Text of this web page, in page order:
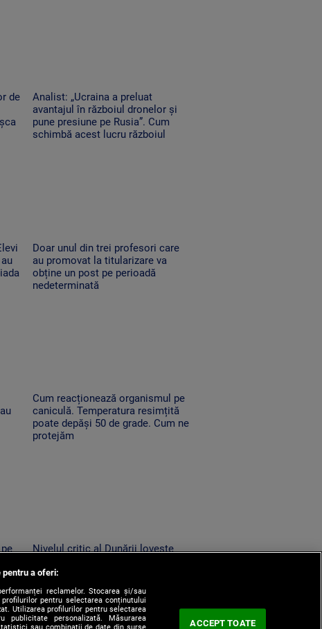
de
Analist: „Ucraina a preluat
avantajul în războiul dronelor și
pune presiune pe Rusia”. Cum
schimbă acest lucru războiul
Doar unul din trei profesori care
au promovat la titularizare va
obține un post pe perioadă
nedeterminată
Cum reacționează organismul pe
caniculă. Temperatura resimțită
poate depăși 50 de grade. Cum ne
protejăm
Nivelul critic al Dunării lovește
înseamnă prăbușirea traficului
fluvial pentru economie
pentru a oferi:
reclamelor. Stocarea și/sau
pentru selectarea conținutului
Utilizarea profilurilor pentru selectarea
publicitate personalizată. Măsurarea
ACCEPT TOATE